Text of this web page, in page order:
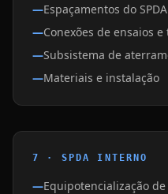
Espaçamentos do SPDA
Conexões de ensaios e
Subsistema de
Materiais e instalação
7 · SPDA INTERNO
Equipotencialização